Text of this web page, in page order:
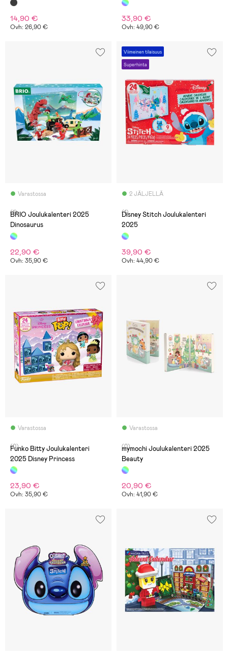
14,90 €
Ovh: 26,90 €
33,90 €
Ovh: 49,90 €
Varastossa
(1)
BRIO Joulukalenteri 2025
Dinosaurus
22,90 €
Ovh: 35,90 €
Viimeinen tilaisuus
Superhinta
2 JÄLJELLÄ
(1)
Disney Stitch Joulukalenteri
2025
39,90 €
Ovh: 44,90 €
Varastossa
(0)
Funko Bitty Joulukalenteri
2025 Disney Princess
23,90 €
Ovh: 35,90 €
Varastossa
(0)
mymochi Joulukalenteri 2025
Beauty
20,90 €
Ovh: 41,90 €